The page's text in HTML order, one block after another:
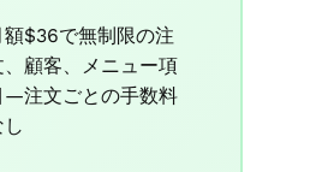
額$36で無制限の注
、顧客、メニュー項
—注文ごとの手数料
し